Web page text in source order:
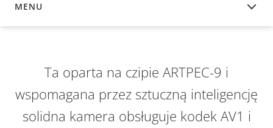
MENU
INFORMACJE OGÓLNE
Ta oparta na czipie ARTPEC-9 i
wspomagana przez sztuczną inteligencję
solidna kamera obsługuje kodek AV1 i